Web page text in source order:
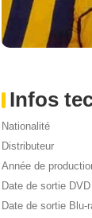
Infos
Nationalité
Distributeur
Année de
Date de sortie DVD
Date de sortie Blu-